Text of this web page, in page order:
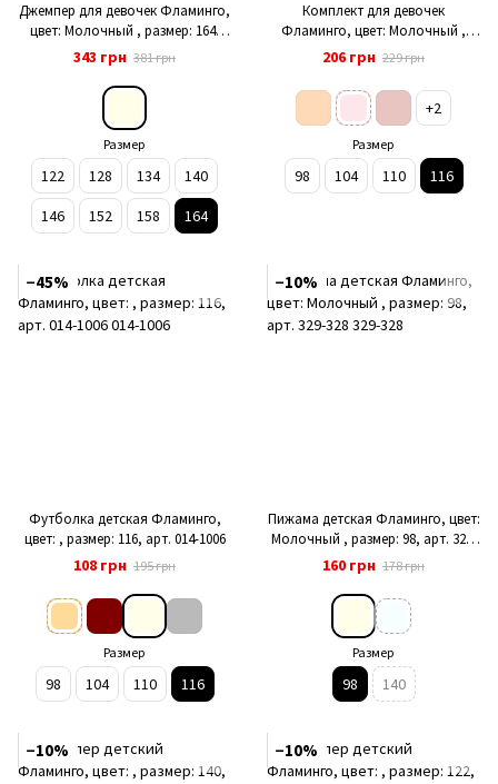
Джемпер для девочек Фламинго,
цвет: Молочный , размер: 164,
арт. 847-133
343 грн 381 грн
Размер
122 128 134
140
146
152 158 164
Комплект для девочек
Фламинго, цвет: Молочный ,
размер: 116, арт. 215-1006
206 грн 229 грн
+2
Размер
98 104 110 116
−45%
Футболка детская Фламинго,
цвет: , размер: 116, арт. 014-1006
108 грн 195 грн
Размер
98 104 110 116
−10%
Пижама детская Фламинго, цвет:
Молочный , размер: 98, арт. 329-
328
160 грн 178 грн
Размер
98 140
−10% −10%